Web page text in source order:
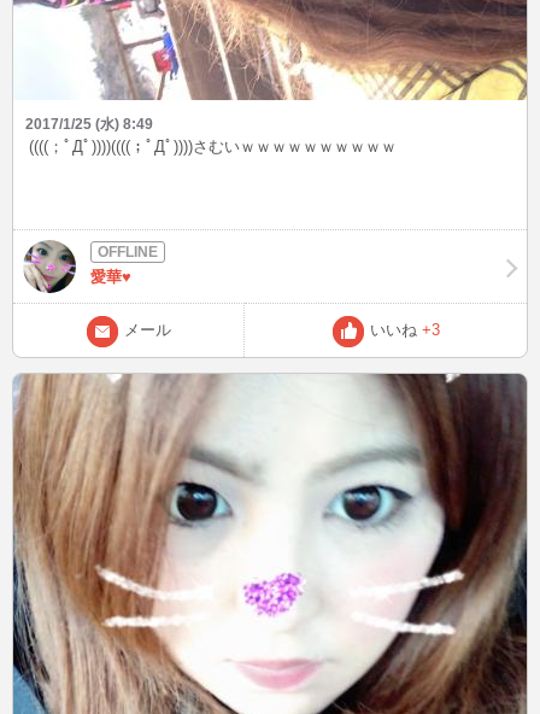
2017/1/25 (水) 8:49
((((；ﾟДﾟ))))((((；ﾟДﾟ))))さむいｗｗｗｗｗｗｗｗｗｗ
愛華♥
メール いいね +3